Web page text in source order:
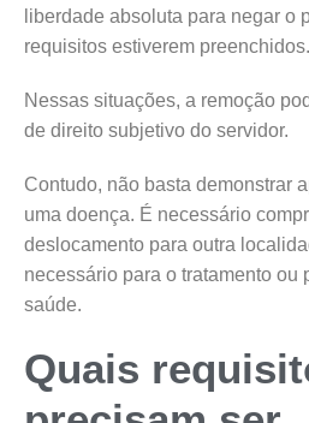
liberdade absoluta para negar o
requisitos estiverem preenchidos.
Nessas situações, a remoção
de direito subjetivo do servidor.
Contudo, não basta demonstrar
uma doença. É necessário
deslocamento para outra
necessário para o tratamento ou
saúde.
Quais